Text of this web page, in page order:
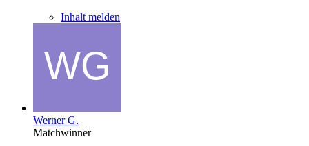
Inhalt melden
Werner G.
Matchwinner